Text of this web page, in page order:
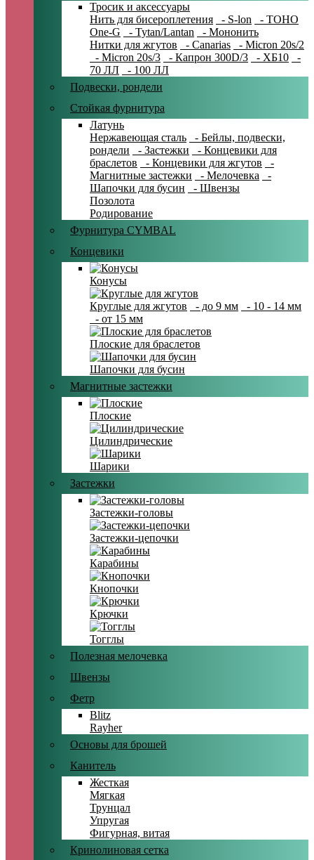
Тросик и аксессуары
Нить для бисероплетения
- S-lon
- TOHO
One-G
- Tytan/Lantan
- Мононить
Нитки для жгутов
- Canarias
- Micron 20s/2
- Micron 20s/3
- Капрон 300D/3 - ХБ10
-
70 ЛЛ
- 100 ЛЛ
Подвески, рондели
Стойкая фурнитура
Латунь
Нержавеющая сталь
- Бейлы, подвески,
рондели
- Застежки
- Концевики для
браслетов
- Концевики для жгутов
-
Магнитные застежки
- Мелочевка
-
Шапочки для бусин
- Швензы
Позолота
Родирование
Фурнитура CYMBAL
Концевики
Конусы
Круглые для жгутов - до 9 мм
- 10 - 14 мм
- от 15 мм
Плоские для браслетов
Шапочки для бусин
Магнитные застежки
Плоские
Цилиндрические
Шарики
Застежки
Застежки-головы
Застежки-цепочки
Карабины
Кнопочки
Крючки
Тогглы
Полезная мелочевка
Швензы
Фетр
Blitz
Rayher
Основы для брошей
Канитель
Жесткая
Мягкая
Трунцал
Упругая
Фигурная, витая
Кринолиновая сетка